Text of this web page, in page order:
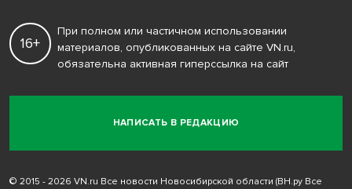
НАПИСАТЬ В РЕДАКЦИЮ
16+
При полном или частичном использовании
материалов, опубликованных на сайте VN.ru,
обязательна активная гиперссылка на сайт
© 2015 - 2026 VN.ru Все новости Новосибирской области (ВН.ру Все